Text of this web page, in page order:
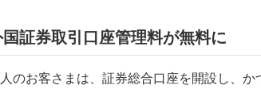
国証券取引口座管理料が無料に
のお客さまは、証券総合口座を開設し、